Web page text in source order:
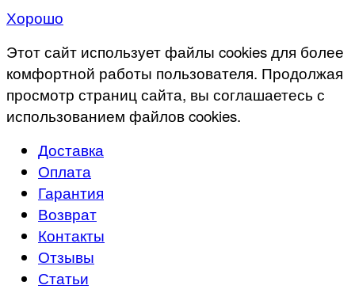
Хорошо
Этот сайт использует файлы cookies для более
комфортной работы пользователя. Продолжая
просмотр страниц сайта, вы соглашаетесь с
использованием файлов cookies.
Доставка
Оплата
Гарантия
Возврат
Контакты
Отзывы
Статьи